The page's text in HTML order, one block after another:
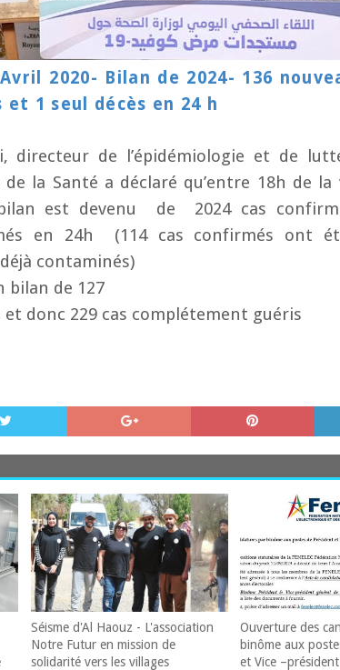
2020- Bilan de 2024- 136
1 seul décès en 24 h
directeur de l’épidémiologie et de
la Santé a déclaré qu’entre 18h de la
est devenu
de
2024 cas
en 24h
(114 cas confirmés ont
contaminés)
bilan de 127
et donc 229 cas complétement guéris
Séisme d'Al Haouz - L'association
Notre Futur en mission de
solidarité vers les villages
Ouverture des
binôme aux
et Vice